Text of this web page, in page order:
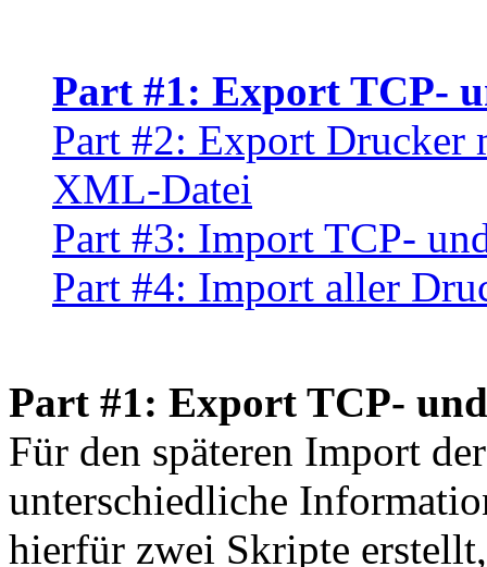
Part #1: Export TCP-
Part #2: Export Drucker
XML-Datei
Part #3: Import TCP-
Part #4: Import aller
Part #1: Export TCP-
Für den späteren Import
unterschiedliche
hierfür zwei Skripte